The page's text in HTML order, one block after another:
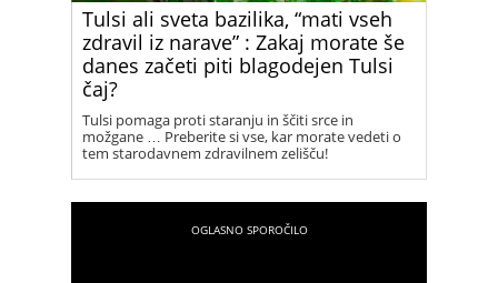
Tulsi ali sveta bazilika, “mati vseh
zdravil iz narave” : Zakaj morate še
danes začeti piti blagodejen Tulsi
čaj?
Tulsi pomaga proti staranju in ščiti srce in
možgane … Preberite si vse, kar morate vedeti o
tem starodavnem zdravilnem zelišču!